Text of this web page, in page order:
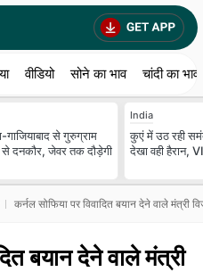
वीडियो सोने का भाव चांदी का भाव
गाजियाबाद से गुरुग्राम
से दनकौर, जेवर तक दौड़ेगी
India
कुएं में उठ रही
देखा वही हैरान,
कर्नल सोफिया पर विवादित बयान देने वाले मंत्री
बयान देने वाले मंत्री